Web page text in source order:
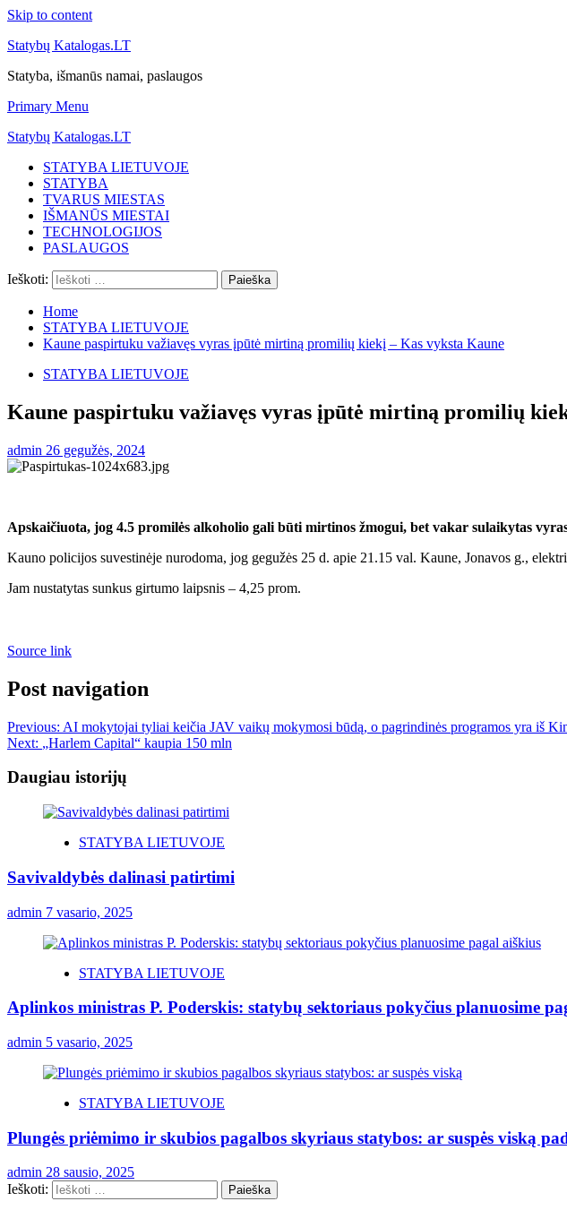
Skip to content
Statybų Katalogas.LT
Statyba, išmanūs namai, paslaugos
Primary Menu
Statybų Katalogas.LT
STATYBA LIETUVOJE
STATYBA
TVARUS MIESTAS
IŠMANŪS MIESTAI
TECHNOLOGIJOS
PASLAUGOS
Ieškoti:
Home
STATYBA LIETUVOJE
Kaune paspirtuku važiavęs vyras įpūtė mirtiną promilių kiekį – Kas vyksta Kaune
STATYBA LIETUVOJE
Kaune paspirtuku važiavęs vyras įpūtė mirtiną promilių
admin 26 gegužės, 2024
Apskaičiuota, jog 4.5 promilės alkoholio gali būti mirtinos žmogui, bet vakar sulaikytas
Kauno policijos suvestinėje nurodoma, jog gegužės 25 d. apie 21.15 val. Kaune, Jonavos g.,
Jam nustatytas sunkus girtumo laipsnis – 4,25 prom.
Source link
Post navigation
Previous: AI mokytojai tyliai keičia JAV vaikų mokymosi būdą, o pagrindinės programos yra iš
Next: „Harlem Capital“ kaupia 150 mln
Daugiau istorijų
STATYBA LIETUVOJE
Savivaldybės dalinasi patirtimi
admin 7 vasario, 2025
STATYBA LIETUVOJE
Aplinkos ministras P. Poderskis: statybų sektoriaus pokyčius planuosime
admin 5 vasario, 2025
STATYBA LIETUVOJE
Plungės priėmimo ir skubios pagalbos skyriaus statybos: ar suspės viską
admin 28 sausio, 2025
Ieškoti: